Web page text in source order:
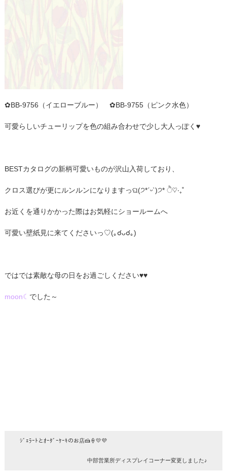
✿BB-9756（イエローブルー） ✿BB-9755（ピンク水色）
可愛らしいチューリップを色の組み合わせで少し大人っぽく♥
BESTカタログの新柄可愛いものが沢山入荷しており、
クロス選びが更にルンルンになりますっଘ(੭*ˊᵕˋ)੭* ੈ♡‧₊˚
お近くを通りかかった際はお気軽にショールームへ
可愛い壁紙見に来てくださいっ♡(｡☌ᴗ☌｡)
ではでは素敵な母の日をお過ごしください♥♥
moon☾ でした～
ｼﾞｪﾗｰﾄとｵｰﾀﾞｰｹｰｷのお店🍰🍦💛💜
中部営業所ディスプレイコーナー変更しました♪